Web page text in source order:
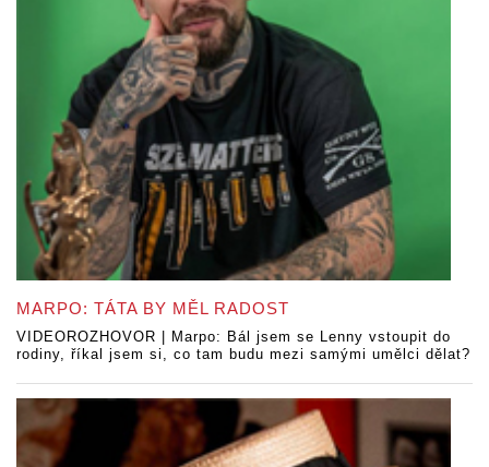
MARPO: TÁTA BY MĚL RADOST
VIDEOROZHOVOR | Marpo: Bál jsem se Lenny vstoupit do
rodiny, říkal jsem si, co tam budu mezi samými umělci dělat?